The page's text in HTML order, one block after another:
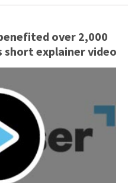
over 2,000
explainer video.